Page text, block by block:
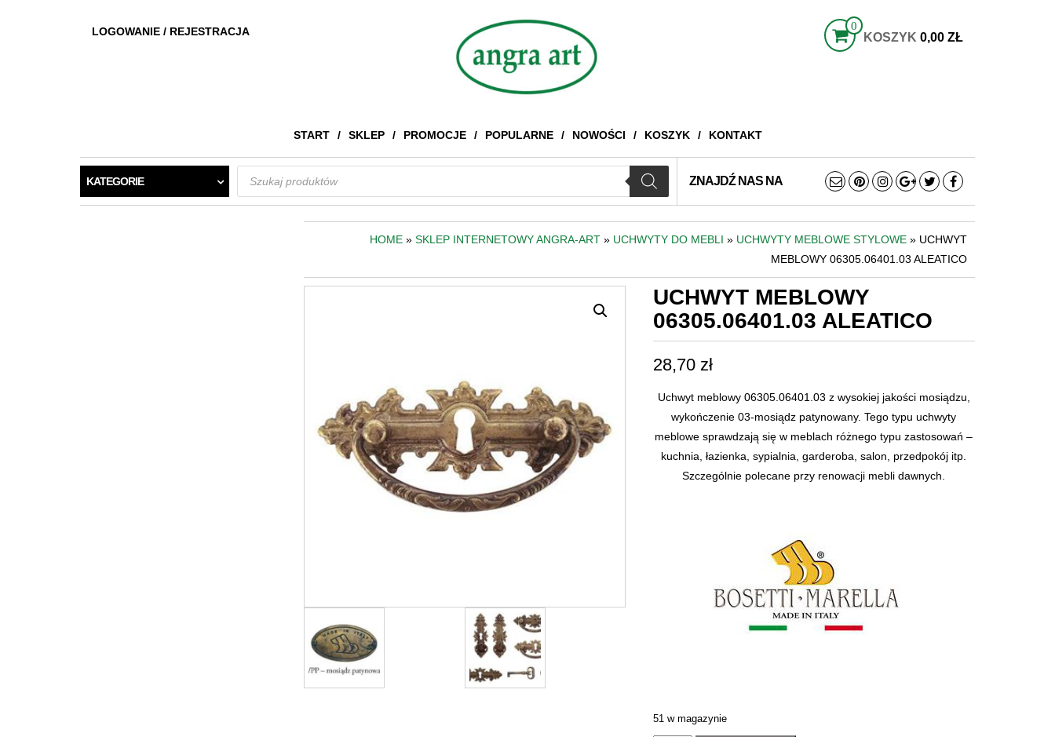
LOGOWANIE / REJESTRACJA 0
KOSZYK 0,00 ZŁ
START SKLEP PROMOCJE POPULARNE NOWOŚCI KOSZYK KONTAKT
KATEGORIE
Wyszukiwarka
produktów
ZNAJDŹ NAS NA
HOME » SKLEP INTERNETOWY ANGRA-ART » UCHWYTY DO MEBLI » UCHWYTY MEBLOWE STYLOWE » UCHWYT
MEBLOWY 06305.06401.03 ALEATICO
UCHWYT MEBLOWY
06305.06401.03 ALEATICO
28,70 zł
Uchwyt meblowy 06305.06401.03 z wysokiej jakości mosiądzu,
wykończenie 03-mosiądz patynowany. Tego typu uchwyty
meblowe sprawdzają się w meblach różnego typu zastosowań –
kuchnia, łazienka, sypialnia, garderoba, salon, przedpokój itp.
Szczególnie polecane przy renowacji mebli dawnych.
51 w magazynie